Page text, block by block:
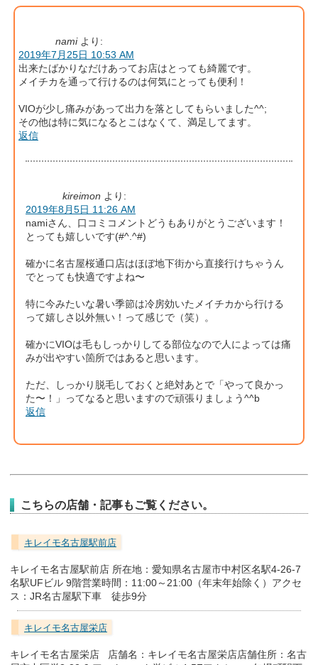
nami より:
2019年7月25日 10:53 AM
出来たばかりなだけあってお店はとっても綺麗です。
メイチカを通って行けるのは何気にとっても便利！
VIOが少し痛みがあって出力を落としてもらいました^^;
その他は特に気になるとこはなくて、満足してます。
返信
kireimon より:
2019年8月5日 11:26 AM
namiさん、口コミコメントどうもありがとうございます！
とっても嬉しいです(#^.^#)
確かに名古屋桜通口店はほぼ地下街から直接行けちゃうん
でとっても快適ですよね〜
特に今みたいな暑い季節は冷房効いたメイチカから行ける
って嬉しさ以外無い！って感じで（笑）。
確かにVIOは毛もしっかりしてる部位なので人によっては痛
みが出やすい箇所ではあると思います。
ただ、しっかり脱毛しておくと絶対あとで「やって良かっ
た〜！」ってなると思いますので頑張りましょう^^b
返信
こちらの店舗・記事もご覧ください。
キレイモ名古屋駅前店
キレイモ名古屋駅前店 所在地：愛知県名古屋市中村区名駅4-26-7
名駅UFビル 9階営業時間：11:00～21:00（年末年始除く）アクセ
ス：JR名古屋駅下車 徒歩9分
キレイモ名古屋栄店
キレイモ名古屋栄店 店舗名：キレイモ名古屋栄店店舗住所：名古